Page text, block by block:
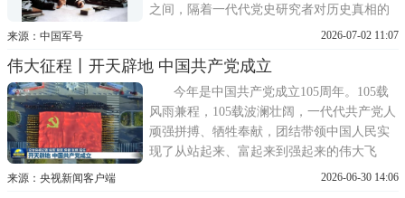
之间，隔着一代代党史研究者对历史真相的
追寻。七一是怎么来的？1938年，延安准备
加过党的一大的只有毛泽东和董必武两人，
他们回忆一大是7月份召开的，但确切的日期
记不清了。由
来源：中国军号 2026-07-02 11:07
伟大征程丨开天辟地 中国共产党成立
今年是中国共产党成立105周年。105载
风雨兼程，105载波澜壮阔，一代代共产党人
顽强拼搏、牺牲奉献，团结带领中国人民实
现了从站起来、富起来到强起来的伟大飞
跃，书写下中华民族几千年历史上最恢宏的
来源：央视新闻客户端 2026-06-30 14:06